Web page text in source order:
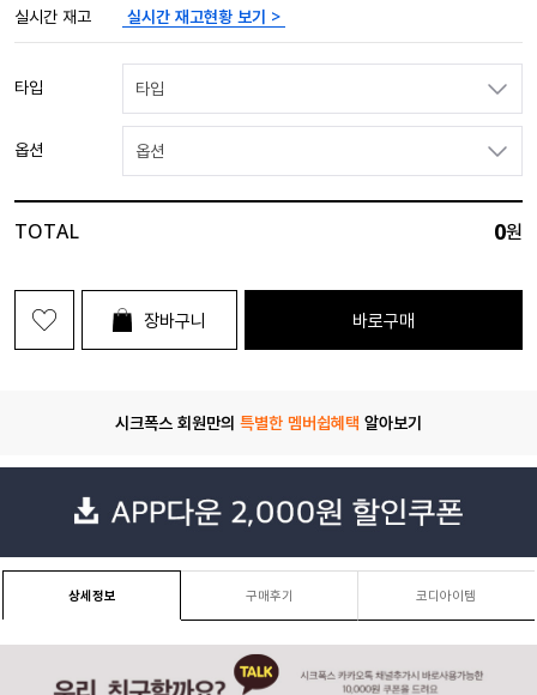
실시간 재고
실시간 재고현황 보기 >
타입 타입
옵션 옵션
TOTAL 0원
장바구니 바로구매
시크폭스 회원만의 특별한 멤버쉽혜택 알아보기
상세정보 구매후기 코디아이템